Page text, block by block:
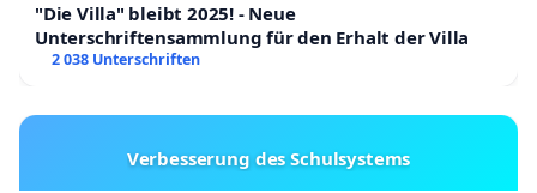
"Die Villa" bleibt 2025! - Neue
Unterschriftensammlung für den Erhalt der Villa
2 038 Unterschriften
Verbesserung des Schulsystems